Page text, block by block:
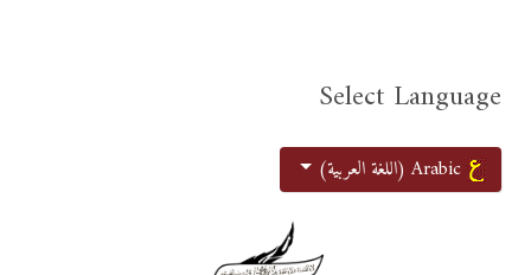
Select Language
اختر لغتك
Arabic (اللغة العربية)